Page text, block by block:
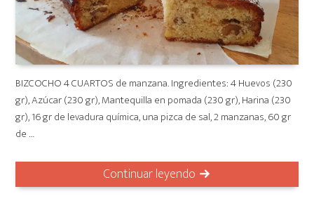
BIZCOCHO 4 CUARTOS de manzana. Ingredientes: 4 Huevos (230
gr), Azúcar (230 gr), Mantequilla en pomada (230 gr), Harina (230
gr), 16 gr de levadura química, una pizca de sal, 2 manzanas, 60 gr
de …
Continuar leyendo